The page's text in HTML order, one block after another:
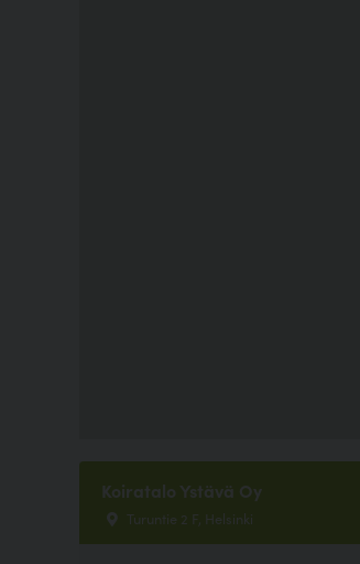
Koiratalo Ystävä Oy
Turuntie 2 F, Helsinki